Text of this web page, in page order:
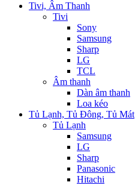
Tivi, Âm Thanh
Tivi
Sony
Samsung
Sharp
LG
TCL
Âm thanh
Dàn âm thanh
Loa kéo
Tủ Lạnh, Tủ Đông, Tủ Mát
Tủ Lạnh
Samsung
LG
Sharp
Panasonic
Hitachi